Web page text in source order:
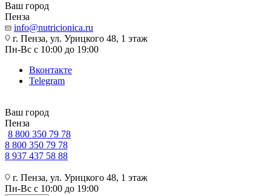
Ваш город
Пенза
info@nutricionica.ru
г. Пенза, ул. Урицкого 48, 1 этаж
Пн-Вс с 10:00 до 19:00
Вконтакте
Telegram
Ваш город
Пенза
8 800 350 79 78
8 800 350 79 78
8 937 437 58 88
г. Пенза, ул. Урицкого 48, 1 этаж
Пн-Вс с 10:00 до 19:00